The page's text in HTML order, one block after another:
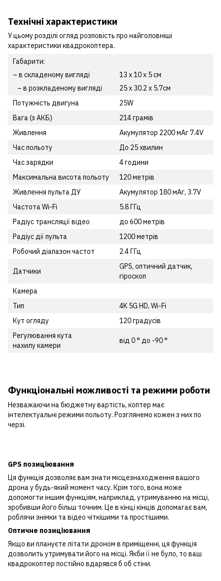
Технічні характеристики
У цьому розділі огляд розповість про найголовніші
характеристики квадрокоптера.
Габарити:
– в складеному вигляді
– в розкладеному вигляді
13 x 10 x 5 см
25 x 30.2 x 5.7см
Потужність двигуна
25W
Вага (з АКБ)
214 грамів
Живлення
Акумулятор 2200 мАг 7.4V
Час польоту
До 25 хвилин
Час зарядки
4 години
Максимальна висота польоту
120 метрів
Живлення пульта ДУ
Акумулятор 180 мАг, 3.7V
Частота Wi-Fi
5.8 ГГц
Радіус трансляції відео
до 600 метрів
Радіус дії пульта
1200 метрів
Робочий діапазон частот
2.4 ГГц
Датчики
GPS, оптичний датчик,
гіроскоп
Камера
Тип
4K 5G HD, Wi-Fi
Кут огляду
120 градусів
Регулювання кута
нахилу камери
від 0 ° до -90 °
Функціональні можливості та режими роботи
Незважаючи на бюджетну вартість, коптер має
інтелектуальні режими польоту. Розглянемо кожен з них по
черзі.
GPS позиціювання
Ця функція дозволяє вам знати місцезнаходження вашого
дрона у будь-який момент часу. Крім того, вона може
допомогти іншим функціям, наприклад, утримуванню на місці,
зробивши його більш точним. Це в кінці кінців допомагає вам,
роблячи знімки та відео чіткішими та простішими.
Оптичне позиціювання
Якщо ви плануєте літати дроном в приміщенні, ця функція
дозволить утримувати його на місці. Якби її не було, то ваш
квадрокоптер постійно вдарявся б об стіни.